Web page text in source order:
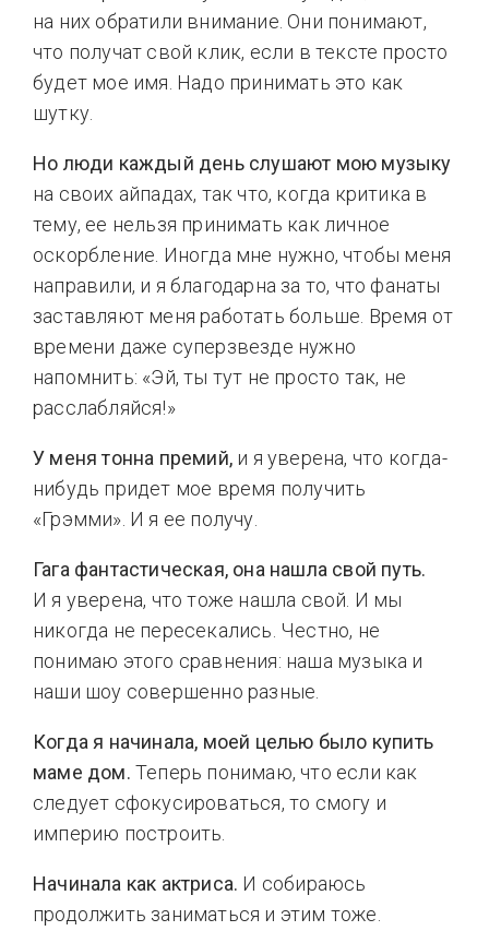
на них обратили внимание. Они понимают,
что получат свой клик, если в тексте просто
будет мое имя. Надо принимать это как
шутку.
Но люди каждый день слушают мою музыку
на своих айпадах, так что, когда критика в
тему, ее нельзя принимать как личное
оскорбление. Иногда мне нужно, чтобы меня
направили, и я благодарна за то, что фанаты
заставляют меня работать больше. Время от
времени даже суперзвезде нужно
напомнить: «Эй, ты тут не просто так, не
расслабляйся!»
У меня тонна премий, и я уверена, что когда-
нибудь придет мое время получить
«Грэмми». И я ее получу.
Гага фантастическая, она нашла свой путь.
И я уверена, что тоже нашла свой. И мы
никогда не пересекались. Честно, не
понимаю этого сравнения: наша музыка и
наши шоу совершенно разные.
Когда я начинала, моей целью было купить
маме дом. Теперь понимаю, что если как
следует сфокусироваться, то смогу и
империю построить.
Начинала как актриса. И собираюсь
продолжить заниматься и этим тоже.